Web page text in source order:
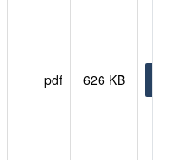
pdf 626 KB